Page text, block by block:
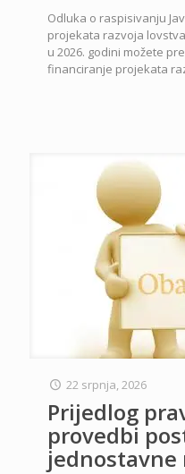
Odluka o raspisivanju
projekata razvoja
u 2026. godini možete
financiranje projekata
22 srpnja, 2026
Prijedlog
provedbi
jednostavne